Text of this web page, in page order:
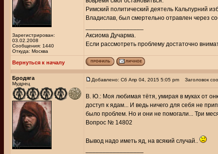
Зарегистрирован:
03.02.2008
Сообщения: 1440
Откуда: Москва
Римский политический деятель Кальпурний
Владислав, был смертельно отравлен через
Аксиома Дучарма.
Если рассмотреть проблему достаточно
Вернуться к началу
Бродяга
Мудрец
Добавлено: Сб Апр 04, 2015 5:05 pm Заголовок
В. Ю.: Моя любимая тётя, умирая в муках от
доступ к ядам... И ведь ничего для себя не
было проблем. Но и они не помогали... Три
Вопрос № 14802
Вывод надо иметь яд, на всякий случай..